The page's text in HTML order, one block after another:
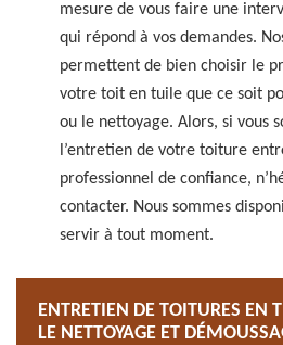
mesure de vous faire une
qui répond à vos demandes.
permettent de bien choisir le
votre toit en tuile que ce soit
ou le nettoyage. Alors, si vous
l’entretien de votre toiture
professionnel de confiance,
contacter. Nous sommes
servir à tout moment.
ENTRETIEN DE TOITURES EN
LE NETTOYAGE ET